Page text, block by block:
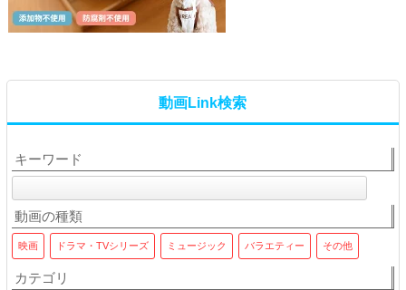
動画Link検索
キーワード
動画の種類
映画 ドラマ・TVシリーズ ミュージック バラエティー その他
カテゴリ